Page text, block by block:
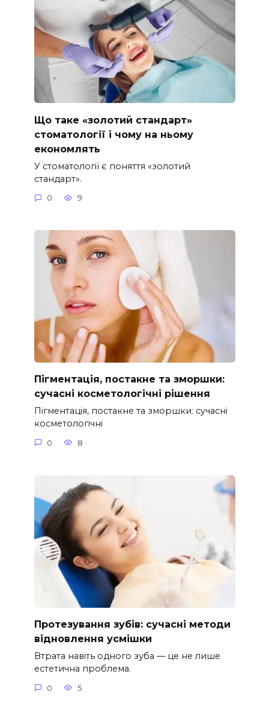
Що таке «золотий стандарт»
стоматології і чому на ньому
економлять
У стоматології є поняття «золотий
стандарт».
0 9
Пігментація, постакне та зморшки:
сучасні косметологічні рішення
Пігментація, постакне та зморшки: сучасні
косметологічні
0 8
Протезування зубів: сучасні методи
відновлення усмішки
Втрата навіть одного зуба — це не лише
естетична проблема.
0 5